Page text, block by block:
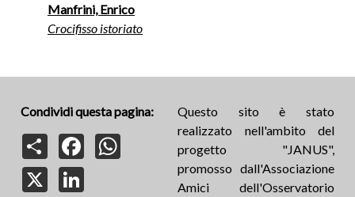
Manfrini, Enrico
Crocifisso istoriato
Condividi questa pagina:
Share
FacebookWhatsApp
Questo sito è stato
realizzato nell'ambito del
progetto "JANUS",
promosso dall'Associazione
Amici dell'Osservatorio